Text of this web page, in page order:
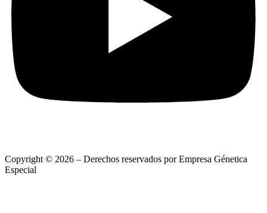
Copyright © 2026 – Derechos reservados por Empresa Génetica
Especial